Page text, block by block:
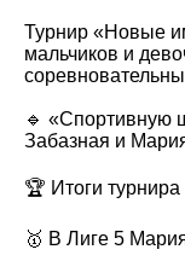
Турнир «Новые
мальчиков и
🔹 «Спортивную
Забазная и
🏆 Итоги турнира
🥇 В Лиге 5